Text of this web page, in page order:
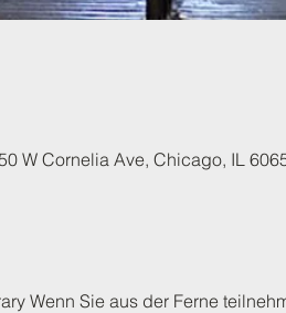
W Cornelia Ave, Chicago, IL
Wenn Sie aus der Ferne